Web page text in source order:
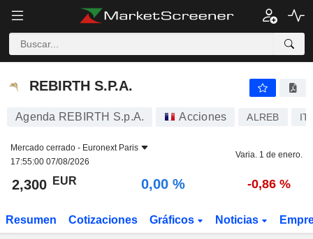
REBIRTH S.P.A.
REBIRTH S.P.A.
Agenda REBIRTH S.p.A. Acciones ALREB
Mercado cerrado - Euronext Paris
17:55:00 07/08/2026
Varia. 1 de enero.
2,300 EUR 0,00 % -0,86 %
Resumen Cotizaciones Gráficos Noticias